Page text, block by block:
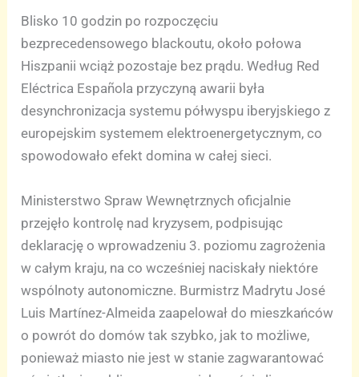
Blisko 10 godzin po rozpoczęciu
bezprecedensowego blackoutu, około połowa
Hiszpanii wciąż pozostaje bez prądu. Według Red
Eléctrica Española przyczyną awarii była
desynchronizacja systemu półwyspu iberyjskiego z
europejskim systemem elektroenergetycznym, co
spowodowało efekt domina w całej sieci.
Ministerstwo Spraw Wewnętrznych oficjalnie
przejęło kontrolę nad kryzysem, podpisując
deklarację o wprowadzeniu 3. poziomu zagrożenia
w całym kraju, na co wcześniej naciskały niektóre
wspólnoty autonomiczne. Burmistrz Madrytu José
Luis Martínez-Almeida zaapelował do mieszkańców
o powrót do domów tak szybko, jak to możliwe,
ponieważ miasto nie jest w stanie zagwarantować